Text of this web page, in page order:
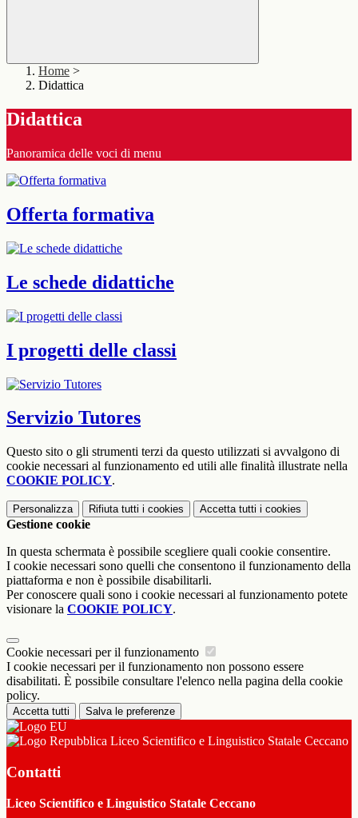
Home >
Didattica
Didattica
Panoramica delle voci di menu
Offerta formativa
Le schede didattiche
I progetti delle classi
Servizio Tutores
Questo sito o gli strumenti terzi da questo utilizzati si avvalgono di
cookie necessari al funzionamento ed utili alle finalità illustrate nella
COOKIE POLICY.
Personalizza Rifiuta tutti i cookies Accetta tutti i cookies
Gestione cookie
In questa schermata è possibile scegliere quali cookie consentire.
I cookie necessari sono quelli che consentono il funzionamento della
piattaforma e non è possibile disabilitarli.
Per conoscere quali sono i cookie necessari al funzionamento potete
visionare la COOKIE POLICY.
Cookie necessari per il funzionamento
I cookie necessari per il funzionamento non possono essere
disabilitati. È possibile consultare l'elenco nella pagina della cookie
policy.
Accetta tutti Salva le preferenze
Liceo Scientifico e Linguistico Statale Ceccano
Contatti
Liceo Scientifico e Linguistico Statale Ceccano